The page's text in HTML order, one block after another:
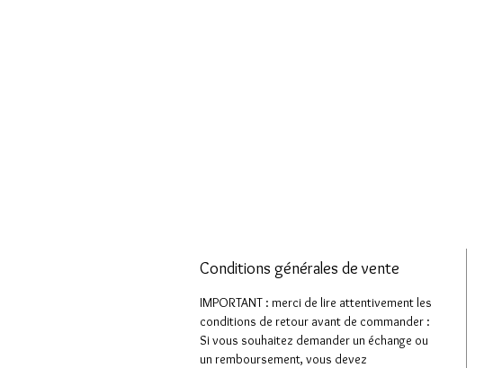
Conditions générales de vente
IMPORTANT : merci de lire attentivement les
conditions de retour avant de commander :
Si vous souhaitez demander un échange ou
un remboursement, vous devez